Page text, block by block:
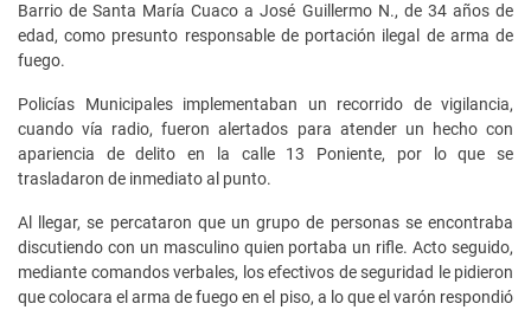
Barrio de Santa María Cuaco a José Guillermo N., de 34 años de
edad, como presunto responsable de portación ilegal de arma de
fuego.
Policías Municipales implementaban un recorrido de vigilancia,
cuando vía radio, fueron alertados para atender un hecho con
apariencia de delito en la calle 13 Poniente, por lo que se
trasladaron de inmediato al punto.
Al llegar, se percataron que un grupo de personas se encontraba
discutiendo con un masculino quien portaba un rifle. Acto seguido,
mediante comandos verbales, los efectivos de seguridad le pidieron
que colocara el arma de fuego en el piso, a lo que el varón respondió